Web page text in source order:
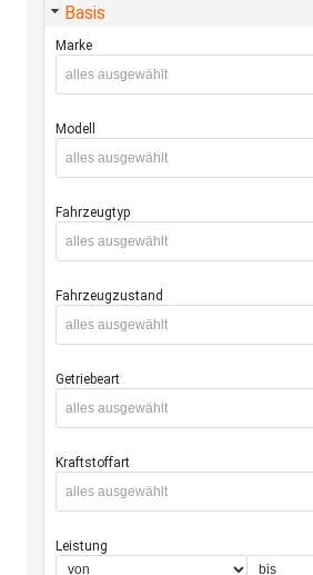
Basis
Marke
alles ausgewählt
Modell
alles ausgewählt
Fahrzeugtyp
alles ausgewählt
Fahrzeugzustand
alles ausgewählt
Getriebeart
alles ausgewählt
Kraftstoffart
alles ausgewählt
Leistung